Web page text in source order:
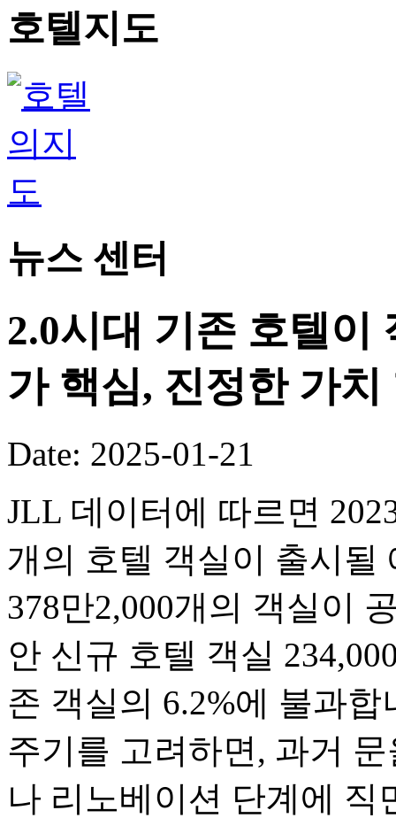
호텔지도
뉴스 센터
2.0시대 기존 호텔이
가 핵심, 진정한 가치
Date: 2025-01-21
JLL 데이터에 따르면
개의 호텔 객실이 출시될
378만2,000개의 객실이
안 신규 호텔 객실
존 객실의 6.2%에 불과
주기를 고려하면, 과거
나 리노베이션 단계에 직